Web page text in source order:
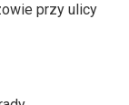
przy ulicy